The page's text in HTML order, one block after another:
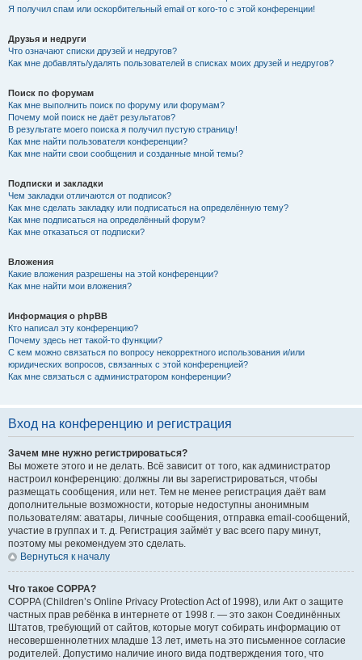
Я получил спам или оскорбительный email от кого-то с этой конференции!
Друзья и недруги
Что означают списки друзей и недругов?
Как мне добавлять/удалять пользователей в списках моих друзей и недругов?
Поиск по форумам
Как мне выполнить поиск по форуму или форумам?
Почему мой поиск не даёт результатов?
В результате моего поиска я получил пустую страницу!
Как мне найти пользователя конференции?
Как мне найти свои сообщения и созданные мной темы?
Подписки и закладки
Чем закладки отличаются от подписок?
Как мне сделать закладку или подписаться на определённую тему?
Как мне подписаться на определённый форум?
Как мне отказаться от подписки?
Вложения
Какие вложения разрешены на этой конференции?
Как мне найти мои вложения?
Информация о phpBB
Кто написал эту конференцию?
Почему здесь нет такой-то функции?
С кем можно связаться по вопросу некорректного использования и/или
юридических вопросов, связанных с этой конференцией?
Как мне связаться с администратором конференции?
Вход на конференцию и регистрация
Зачем мне нужно регистрироваться?
Вы можете этого и не делать. Всё зависит от того, как администратор
настроил конференцию: должны ли вы зарегистрироваться, чтобы
размещать сообщения, или нет. Тем не менее регистрация даёт вам
дополнительные возможности, которые недоступны анонимным
пользователям: аватары, личные сообщения, отправка email-сообщений,
участие в группах и т. д. Регистрация займёт у вас всего пару минут,
поэтому мы рекомендуем это сделать.
Вернуться к началу
Что такое COPPA?
COPPA (Children’s Online Privacy Protection Act of 1998), или Акт о защите
частных прав ребёнка в интернете от 1998 г. — это закон Соединённых
Штатов, требующий от сайтов, которые могут собирать информацию от
несовершеннолетних младше 13 лет, иметь на это письменное согласие
родителей. Допустимо наличие иного вида подтверждения того, что